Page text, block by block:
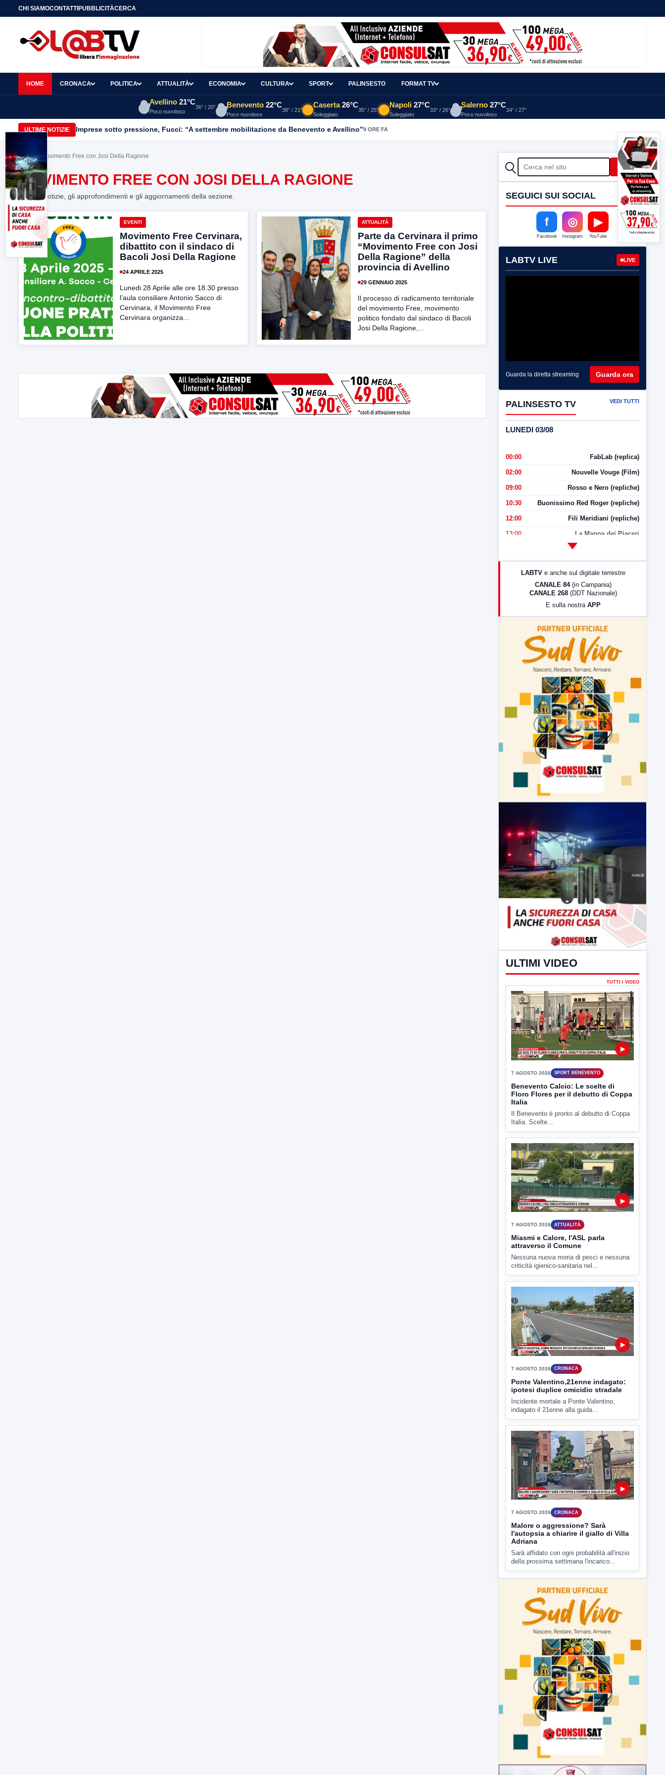
CHI SIAMOCONTATTIPUBBLICITÀCERCA
HOME CRONACA POLITICA ATTUALITÀ ECONOMIA CULTURA SPORT PALINSESTO FORMAT TV
Avellino 21°C
Poco nuvoloso
36° / 20° Benevento 22°C
Poco nuvoloso
38° / 21°
Caserta 26°C
Soleggiato
35° / 25°
Napoli 27°C
Soleggiato
33° / 26°
Salerno 27°C
Poco nuvoloso
34° / 27°
ULTIME NOTIZIE Imprese sotto pressione, Fucci: “A settembre mobilitazione da Benevento e Avellino”9 ORE FA
Home> Movimento Free con Josi Della Ragione
MOVIMENTO FREE CON JOSI DELLA RAGIONE
Tutte le notizie, gli approfondimenti e gli aggiornamenti della sezione.
EVENTI
Movimento Free Cervinara,
dibattito con il sindaco di
Bacoli Josi Della Ragione
24 APRILE 2025
Lunedi 28 Aprile alle ore 18.30 presso
l’aula consiliare Antonio Sacco di
Cervinara, il Movimento Free
Cervinara organizza...
ATTUALITÀ
Parte da Cervinara il primo
“Movimento Free con Josi
Della Ragione” della
provincia di Avellino
29 GENNAIO 2025
Il processo di radicamento territoriale
del movimento Free, movimento
politico fondato dal sindaco di Bacoli
Josi Della Ragione,...
CERCA Cerca
SEGUICI SUI SOCIAL
f
Facebook
◎
Instagram
▶
YouTube
LABTV LIVE LIVE
Guarda la diretta streaming Guarda ora
PALINSESTO TV VEDI TUTTI
LUNEDI 03/08
00:00 FabLab (replica)
02:00 Nouvelle Vouge (Film)
09:00 Rosso e Nero (repliche)
10:30 Buonissimo Red Roger (repliche)
12:00 Fili Meridiani (repliche)
13:00 La Mappa dei Piaceri
LabNews (Diretta)
LabNews (replica)
LABTV e anche sul digitale terrestre
CANALE 84 (in Campania)
CANALE 268 (DDT Nazionale)
E sulla nostra APP
ULTIMI VIDEO
TUTTI I VIDEO
▶
7 AGOSTO 2026 SPORT BENEVENTO
Benevento Calcio: Le scelte di
Floro Flores per il debutto di Coppa
Italia
Il Benevento è pronto al debutto di Coppa
Italia. Scelte...
▶
7 AGOSTO 2026 ATTUALITÀ
Miasmi e Calore, l'ASL parla
attraverso il Comune
Nessuna nuova moria di pesci e nessuna
criticità igienico-sanitaria nel...
▶
7 AGOSTO 2026 CRONACA
Ponte Valentino,21enne indagato:
ipotesi duplice omicidio stradale
Incidente mortale a Ponte Valentino,
indagato il 21enne alla guida...
▶
7 AGOSTO 2026 CRONACA
Malore o aggressione? Sarà
l'autopsia a chiarire il giallo di Villa
Adriana
Sarà affidato con ogni probabilità all'inizio
della prossima settimana l'incarico...